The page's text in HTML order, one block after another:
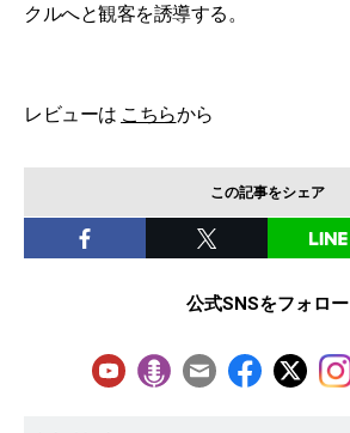
クルへと観客を誘導する。
レビューは こちらから
この記事をシェア
公式SNSをフォロー